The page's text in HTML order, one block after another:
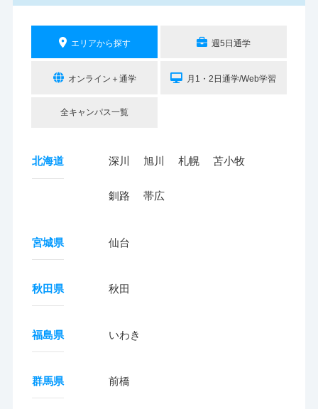
エリアから探す 週5日通学
オンライン＋通学 月1・2日通学/Web学習
全キャンパス一覧
北海道 深川 旭川 札幌 苫小牧
釧路 帯広
宮城県 仙台
秋田県 秋田
福島県 いわき
群馬県 前橋